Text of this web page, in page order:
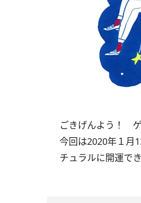
ごきげんよう！
今回は2020年１月
チュラルに開運で